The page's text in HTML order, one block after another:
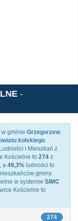
-
gminie Grzegorzew.
kolskiego.
i Mieszkań z
Kościelne to 274 z
a 49,3% ludności to
gminy.
w systemie SIMC
Kościelne to
274